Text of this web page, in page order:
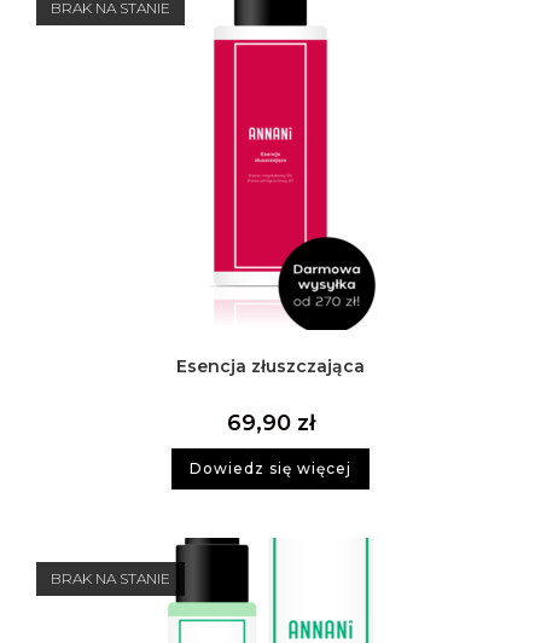
BRAK NA STANIE
Esencja złuszczająca
69,90 zł
Dowiedz się więcej
BRAK NA STANIE